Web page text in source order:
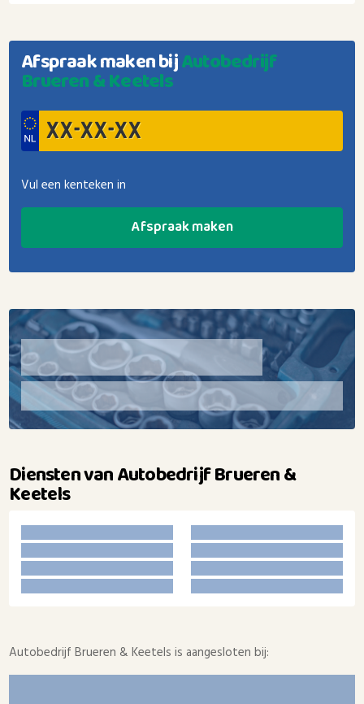
Afspraak maken bijAutobedrijf
Brueren & Keetels
Vul een kenteken in
Afspraak maken
Diensten van Autobedrijf Brueren &
Keetels
Autobedrijf Brueren & Keetels is aangesloten bij: